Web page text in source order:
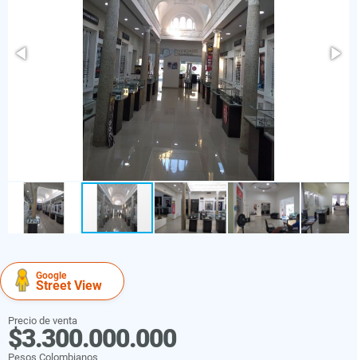
Google
Street View
Precio de venta
$3.300.000.000
Pesos Colombianos